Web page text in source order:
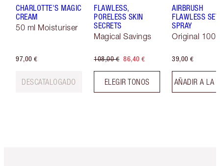
CHARLOTTE'S MAGIC
CREAM
50 ml Moisturiser
97,00 €
DESCATALOGADO
FLAWLESS,
PORELESS SKIN
SECRETS
Magical Savings
108,00 € 86,40 €
ELEGIR TONOS
AIRBRUSH
FLAWLESS
SPRAY
Original 100
39,00 €
AÑADIR A LA